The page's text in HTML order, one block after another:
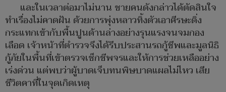
และในเวลาต่อมาไม่นาน ชายคนดังกล่าวได้ตัดสินใจ
ทำเรื่องไม่คาดฝัน ด้วยการพุ่งหลาวทิ้งตัวเอาศีรษะดิ่ง
กระแทกเข้ากับพื้นปูนด้านล่างอย่างรุนแรงจนจมกอง
เลือด เจ้าหน้าที่ตำรวจจึงได้รีบประสานรถกู้ชีพและมูลนิธิ
กู้ภัยในพื้นที่เข้าตรวจเช็กชีพจรและให้การช่วยเหลืออย่าง
เร่งด่วน แต่พบว่าผู้บาดเจ็บทนพิษบาดแผลไม่ไหว เสีย
ชีวิตคาที่ในจุดเกิดเหตุ